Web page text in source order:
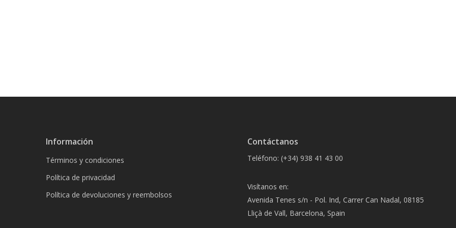
Información
Términos y condiciones
Política de privacidad
Política de devoluciones y reembolsos
Contáctanos
Teléfono: (+34) 938 41 43 00
Visítanos en:
Avenida Tenes s/n - Pol. Ind, Carrer Can Nadal, 08185
Lliçà de Vall, Barcelona, Spain